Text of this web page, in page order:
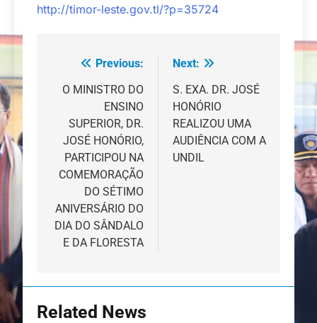
http://timor-leste.gov.tl/?p=35724
Navegação
de
artigos
Previous:
O MINISTRO DO
ENSINO
SUPERIOR, DR.
JOSÉ HONÓRIO,
PARTICIPOU NA
COMEMORAÇÃO
DO SÉTIMO
ANIVERSÁRIO DO
DIA DO SÂNDALO
E DA FLORESTA
Next:
S. EXA. DR. JOSÉ
HONÓRIO
REALIZOU UMA
AUDIÊNCIA COM A
UNDIL
Related News